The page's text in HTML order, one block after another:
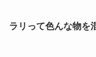
ラリって色んな物を